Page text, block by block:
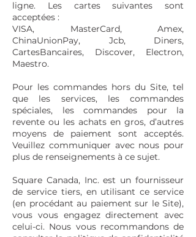
ligne. Les cartes suivantes sont
acceptées :
VISA, MasterCard, Amex,
ChinaUnionPay, Jcb, Diners,
CartesBancaires, Discover, Electron,
Maestro.
Pour les commandes hors du Site, tel
que les services, les commandes
spéciales, les commandes pour la
revente ou les achats en gros, d’autres
moyens de paiement sont acceptés.
Veuillez communiquer avec nous pour
plus de renseignements à ce sujet.
Square Canada, Inc. est un fournisseur
de service tiers, en utilisant ce service
(en procédant au paiement sur le Site),
vous vous engagez directement avec
celui-ci. Nous vous recommandons de